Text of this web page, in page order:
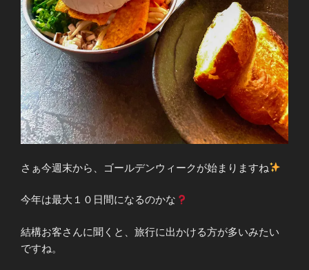
さぁ今週末から、ゴールデンウィークが始まりますね
今年は最大１０日間になるのかな
結構お客さんに聞くと、旅行に出かける方が多いみたい
ですね。